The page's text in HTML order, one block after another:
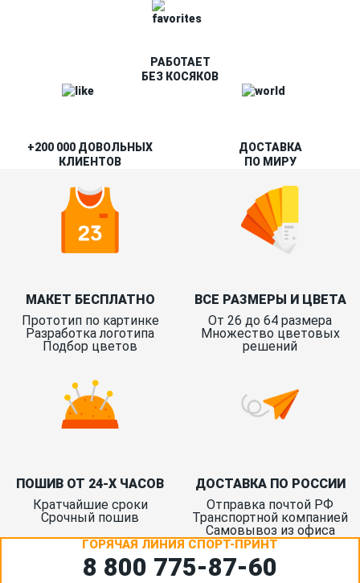
РАБОТАЕТ
БЕЗ КОСЯКОВ
+200 000 ДОВОЛЬНЫХ
КЛИЕНТОВ
ДОСТАВКА
ПО МИРУ
МАКЕТ БЕСПЛАТНО
Прототип по картинке
Разработка логотипа
Подбор цветов
ВСЕ РАЗМЕРЫ И ЦВЕТА
От 26 до 64 размера
Множество цветовых
решений
ПОШИВ ОТ 24-Х ЧАСОВ
Кратчайшие сроки
Срочный пошив
ДОСТАВКА ПО РОССИИ
Отправка почтой РФ
Транспортной компанией
Самовывоз из офиса
ГОРЯЧАЯ ЛИНИЯ СПОРТ-ПРИНТ
8 800 775‑87-60